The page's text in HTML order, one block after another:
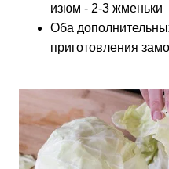
изюм - 2-3 жменьки
Оба
приготовления